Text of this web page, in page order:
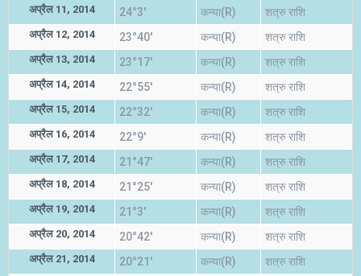
अप्रैल 11, 2014 24°3' कन्या(R) शत्रु राशि
अप्रैल 12, 2014 23°40' कन्या(R) शत्रु राशि
अप्रैल 13, 2014 23°17' कन्या(R) शत्रु राशि
अप्रैल 14, 2014 22°55' कन्या(R) शत्रु राशि
अप्रैल 15, 2014 22°32' कन्या(R) शत्रु राशि
अप्रैल 16, 2014 22°9' कन्या(R) शत्रु राशि
अप्रैल 17, 2014 21°47' कन्या(R) शत्रु राशि
अप्रैल 18, 2014 21°25' कन्या(R) शत्रु राशि
अप्रैल 19, 2014 21°3' कन्या(R) शत्रु राशि
अप्रैल 20, 2014 20°42' कन्या(R) शत्रु राशि
अप्रैल 21, 2014 20°21' कन्या(R) शत्रु राशि